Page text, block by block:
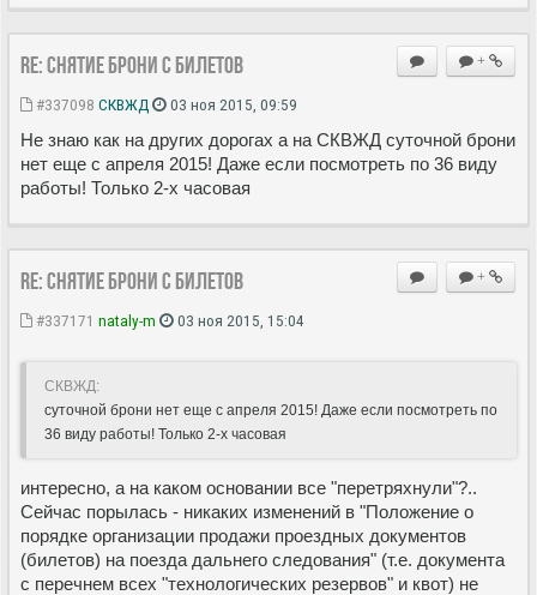
+
Re: Снятие брони с билетов
#337098 СКВЖД 03 ноя 2015, 09:59
Не знаю как на других дорогах а на СКВЖД суточной брони
нет еще с апреля 2015! Даже если посмотреть по 36 виду
работы! Только 2-х часовая
+
Re: Снятие брони с билетов
#337171 nataly-m 03 ноя 2015, 15:04
СКВЖД:
суточной брони нет еще с апреля 2015! Даже если посмотреть по
36 виду работы! Только 2-х часовая
интересно, а на каком основании все "перетряхнули"?..
Сейчас порылась - никаких изменений в "Положение о
порядке организации продажи проездных документов
(билетов) на поезда дальнего следования" (т.е. документа
с перечнем всех "технологических резервов" и квот) не